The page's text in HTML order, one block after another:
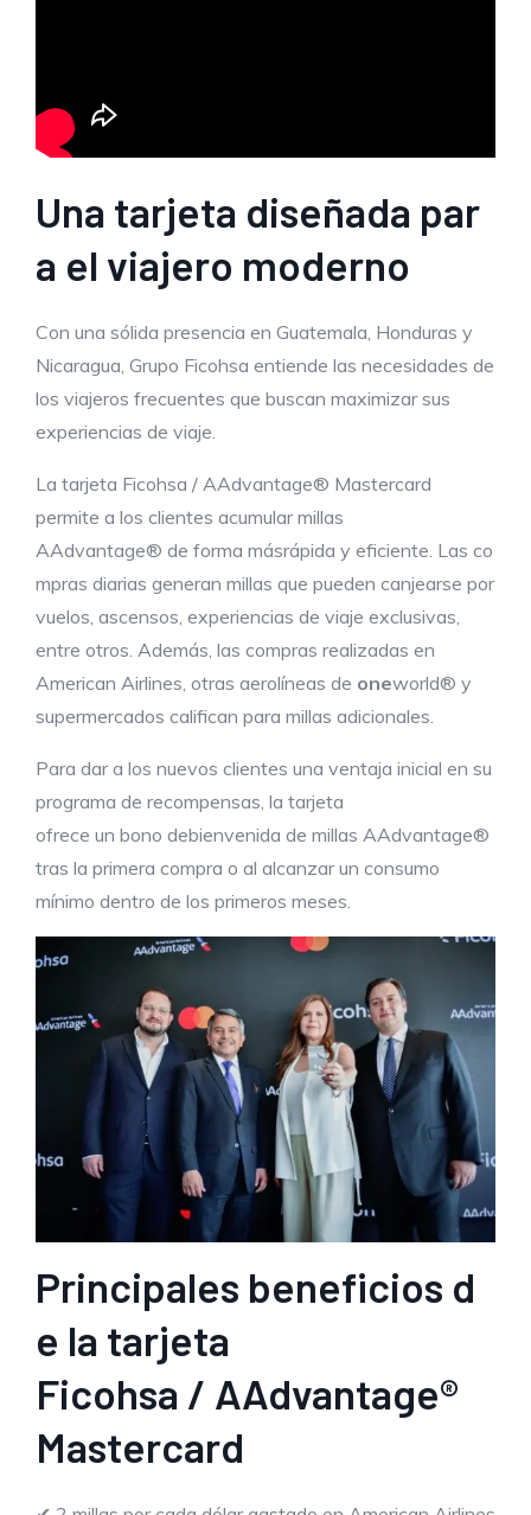
Una tarjeta diseñada par
a el viajero moderno
Con una sólida presencia en Guatemala, Honduras y
Nicaragua, Grupo Ficohsa entiende las necesidades de
los viajeros frecuentes que buscan maximizar sus
experiencias de viaje.
La tarjeta Ficohsa / AAdvantage® Mastercard
permite a los clientes acumular millas
AAdvantage® de forma másrápida y eficiente. Las co
mpras diarias generan millas que pueden canjearse por
vuelos, ascensos, experiencias de viaje exclusivas,
entre otros. Además, las compras realizadas en
American Airlines, otras aerolíneas de oneworld® y
supermercados califican para millas adicionales.
Para dar a los nuevos clientes una ventaja inicial en su
programa de recompensas, la tarjeta
ofrece un bono debienvenida de millas AAdvantage®
tras la primera compra o al alcanzar un consumo
mínimo dentro de los primeros meses.
Principales beneficios d
e la tarjeta
Ficohsa / AAdvantage®
Mastercard